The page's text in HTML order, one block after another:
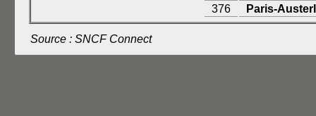
376
Paris-
Source : SNCF Connect